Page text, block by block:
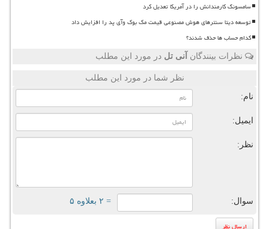
سامسونگ کارمندانش را در آمریکا تعدیل کرد
توسعه دیتا سنترهای هوش مصنوعی قیمت مک بوک وآی پد را افزایش داد
کدام حساب ها حذف شدند؟
نظرات بینندگان آنی تل در مورد این مطلب
نظر شما در مورد این مطلب
نام:
ایمیل:
نظر:
سوال: = ۲ بعلاوه ۵